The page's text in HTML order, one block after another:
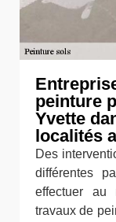
peinture
Yvette
localités
Des
différentes
effectuer
travaux de